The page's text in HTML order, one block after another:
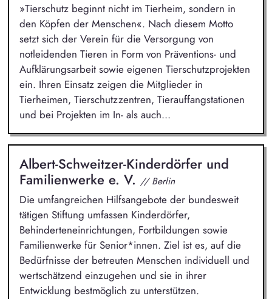
»Tierschutz beginnt nicht im Tierheim, sondern in
den Köpfen der Menschen«. Nach diesem Motto
setzt sich der Verein für die Versorgung von
notleidenden Tieren in Form von Präventions- und
Aufklärungsarbeit sowie eigenen Tierschutzprojekten
ein. Ihren Einsatz zeigen die Mitglieder in
Tierheimen, Tierschutzzentren, Tierauffangstationen
und bei Projekten im In- als auch...
Albert-Schweitzer-Kinderdörfer und
Familienwerke e. V. // Berlin
Die umfangreichen Hilfsangebote der bundesweit
tätigen Stiftung umfassen Kinderdörfer,
Behinderteneinrichtungen, Fortbildungen sowie
Familienwerke für Senior*innen. Ziel ist es, auf die
Bedürfnisse der betreuten Menschen individuell und
wertschätzend einzugehen und sie in ihrer
Entwicklung bestmöglich zu unterstützen.